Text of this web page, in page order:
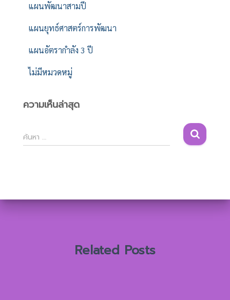
แผนพัฒนาสามปี
แผนยุทธ์ศาสตร์การพัฒนา
แผนอัตรากำลัง 3 ปี
ไม่มีหมวดหมู่
ความเห็นล่าสุด
ค้
น
ห
ค้นหา …
Related Posts